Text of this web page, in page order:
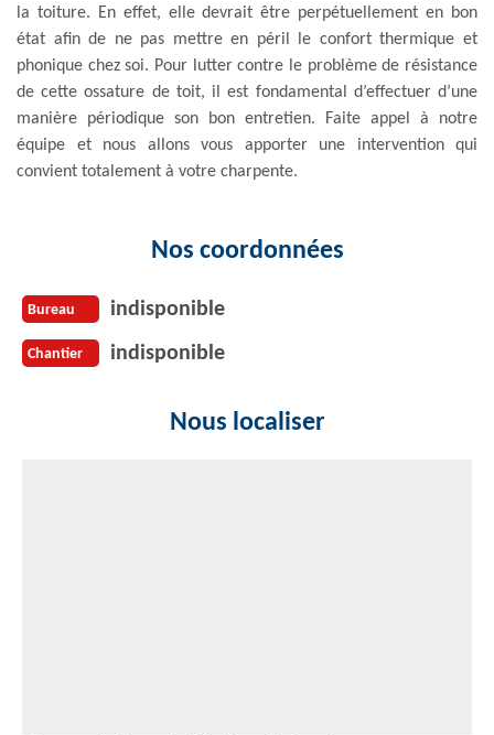
la toiture. En effet, elle devrait être perpétuellement en bon
état afin de ne pas mettre en péril le confort thermique et
phonique chez soi. Pour lutter contre le problème de résistance
de cette ossature de toit, il est fondamental d’effectuer d’une
manière périodique son bon entretien. Faite appel à notre
équipe et nous allons vous apporter une intervention qui
convient totalement à votre charpente.
Nos coordonnées
Bureau indisponible
Chantier indisponible
Nous localiser